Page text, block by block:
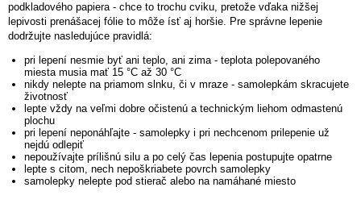
podkladového papiera - chce to trochu cviku, pretože vďaka nižšej
lepivosti prenášacej fólie to môže ísť aj horšie. Pre správne lepenie
dodržujte nasledujúce pravidlá:
pri lepení nesmie byť ani teplo, ani zima - teplota polepovaného
miesta musia mať 15 °C až 30 °C
nikdy nelepte na priamom slnku, či v mraze - samolepkám skracujete
životnosť
lepte vždy na veľmi dobre očistenú a technickým liehom odmastenú
plochu
pri lepení neponáhľajte - samolepky i pri nechcenom prilepenie už
nejdú odlepiť
nepoužívajte prílišnú silu a po celý čas lepenia postupujte opatrne
lepte s citom, nech nepoškriabete povrch samolepky
samolepky nelepte pod stierač alebo na namáhané miesto